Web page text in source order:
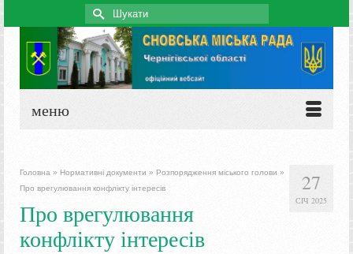
Search
for:
меню
27
СІЧ 2025
Головна » Нормативні документи » Розпорядження міського голови »
Про врегулювання конфлікту інтересів
Про врегулювання
конфлікту інтересів